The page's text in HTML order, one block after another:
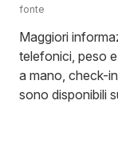
fonte
Maggiori
telefonici, peso
a mano, check-
sono disponibili